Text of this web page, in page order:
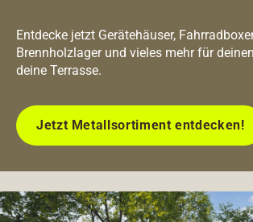
Entdecke jetzt Gerätehäuser,
Brennholzlager und vieles mehr für
deine Terrasse.
Jetzt Metallsortiment entdecken!